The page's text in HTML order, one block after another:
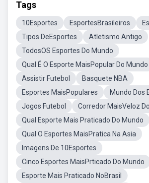
Tags
10Esportes EsportesBrasileiros
Tipos DeEsportes
Atletismo Antigo
TodosOS Esportes Do Mundo
Qual É O Esporte MaisPopular Do Mundo
Assistir Futebol
Basquete NBA
Esportes MaisPopulares
Mundo Dos
Jogos Futebol
Corredor MaisVeloz
Qual Esporte Mais Praticado Do Mundo
Qual O Esportes MaisPratica Na Asia
Imagens De 10Esportes
Cinco Esportes MaisPrticado Do Mundo
Esporte Mais Praticado NoBrasil